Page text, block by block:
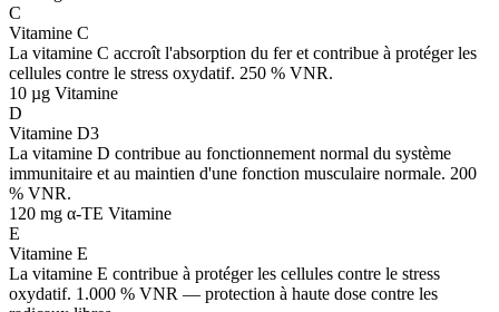
C
Vitamine C
La vitamine C accroît l'absorption du fer et contribue à protéger les
cellules contre le stress oxydatif. 250 % VNR.
10 µg Vitamine
D
Vitamine D3
La vitamine D contribue au fonctionnement normal du système
immunitaire et au maintien d'une fonction musculaire normale. 200
% VNR.
120 mg α-TE Vitamine
E
Vitamine E
La vitamine E contribue à protéger les cellules contre le stress
oxydatif. 1.000 % VNR — protection à haute dose contre les